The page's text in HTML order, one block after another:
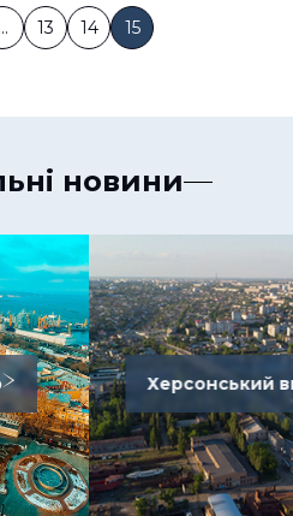
… 13 14 15
новини
Херсонський